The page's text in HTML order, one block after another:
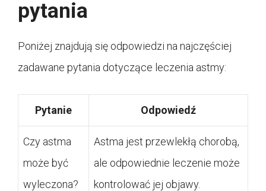
pytania
Poniżej znajdują się odpowiedzi na najczęściej
zadawane pytania dotyczące leczenia astmy:
Pytanie Odpowiedź
Czy astma
może być
wyleczona?
Astma jest przewlekłą chorobą,
ale odpowiednie leczenie może
kontrolować jej objawy.